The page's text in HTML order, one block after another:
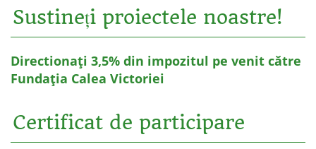
Sustineți proiectele noastre!
Directionați 3,5% din impozitul pe venit către
Fundația Calea Victoriei
Certificat de participare